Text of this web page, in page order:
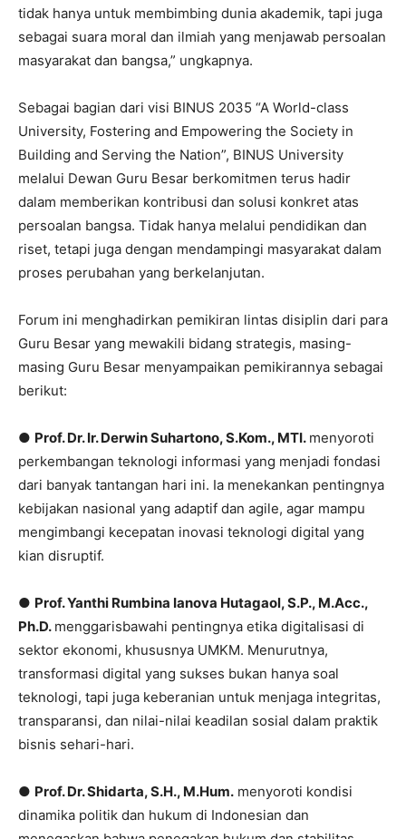
tidak hanya untuk membimbing dunia akademik, tapi juga
sebagai suara moral dan ilmiah yang menjawab persoalan
masyarakat dan bangsa,” ungkapnya.
Sebagai bagian dari visi BINUS 2035 “A World-class
University, Fostering and Empowering the Society in
Building and Serving the Nation”, BINUS University
melalui Dewan Guru Besar berkomitmen terus hadir
dalam memberikan kontribusi dan solusi konkret atas
persoalan bangsa. Tidak hanya melalui pendidikan dan
riset, tetapi juga dengan mendampingi masyarakat dalam
proses perubahan yang berkelanjutan.
Forum ini menghadirkan pemikiran lintas disiplin dari para
Guru Besar yang mewakili bidang strategis, masing-
masing Guru Besar menyampaikan pemikirannya sebagai
berikut:
● Prof. Dr. Ir. Derwin Suhartono, S.Kom., MTI. menyoroti
perkembangan teknologi informasi yang menjadi fondasi
dari banyak tantangan hari ini. Ia menekankan pentingnya
kebijakan nasional yang adaptif dan agile, agar mampu
mengimbangi kecepatan inovasi teknologi digital yang
kian disruptif.
● Prof. Yanthi Rumbina Ianova Hutagaol, S.P., M.Acc.,
Ph.D. menggarisbawahi pentingnya etika digitalisasi di
sektor ekonomi, khususnya UMKM. Menurutnya,
transformasi digital yang sukses bukan hanya soal
teknologi, tapi juga keberanian untuk menjaga integritas,
transparansi, dan nilai-nilai keadilan sosial dalam praktik
bisnis sehari-hari.
● Prof. Dr. Shidarta, S.H., M.Hum. menyoroti kondisi
dinamika politik dan hukum di Indonesian dan